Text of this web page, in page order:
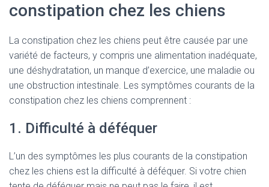
constipation chez les chiens
La constipation chez les chiens peut être causée par une
variété de facteurs, y compris une alimentation inadéquate,
une déshydratation, un manque d’exercice, une maladie ou
une obstruction intestinale. Les symptômes courants de la
constipation chez les chiens comprennent :
1. Difficulté à déféquer
L’un des symptômes les plus courants de la constipation
chez les chiens est la difficulté à déféquer. Si votre chien